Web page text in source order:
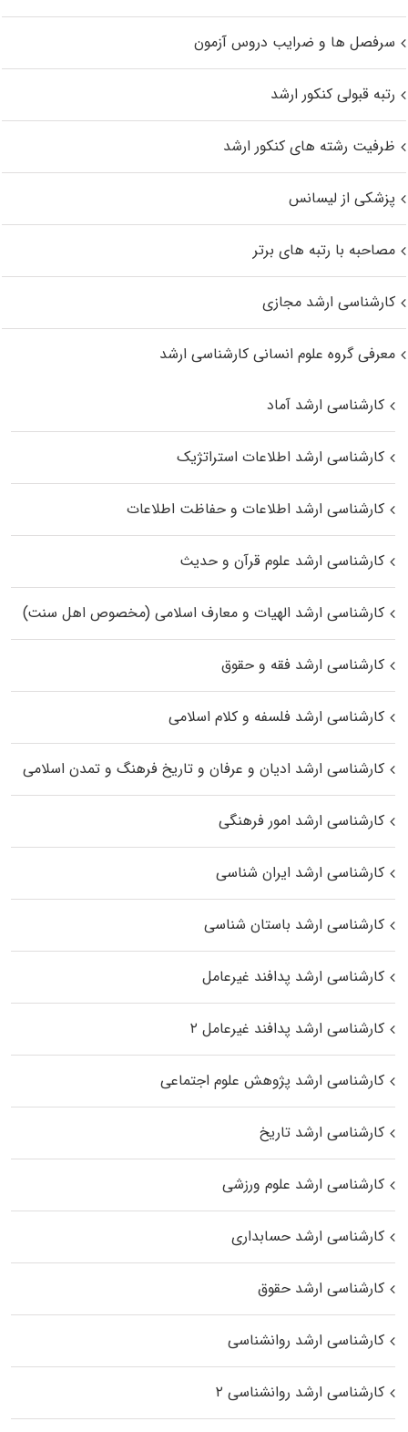
سرفصل ها و ضرایب دروس آزمون
رتبه قبولی کنکور ارشد
ظرفیت رشته های کنکور ارشد
پزشکی از لیسانس
مصاحبه با رتبه های برتر
کارشناسی ارشد مجازی
معرفی گروه علوم انسانی کارشناسی ارشد
کارشناسی ارشد آماد
کارشناسی ارشد اطلاعات استراتژیک
کارشناسی ارشد اطلاعات و حفاظت اطلاعات
کارشناسی ارشد علوم قرآن و حدیث
کارشناسی ارشد الهیات و معارف اسلامی (مخصوص اهل سنت)
کارشناسی ارشد فقه و حقوق
کارشناسی ارشد فلسفه و کلام اسلامی
کارشناسی ارشد ادیان و عرفان و تاریخ فرهنگ و تمدن اسلامی
کارشناسی ارشد امور فرهنگی
کارشناسی ارشد ایران شناسی
کارشناسی ارشد باستان شناسی
کارشناسی ارشد پدافند غیرعامل
کارشناسی ارشد پدافند غیرعامل ۲
کارشناسی ارشد پژوهش علوم اجتماعی
کارشناسی ارشد تاریخ
کارشناسی ارشد علوم ورزشی
کارشناسی ارشد حسابداری
کارشناسی ارشد حقوق
کارشناسی ارشد روانشناسی
کارشناسی ارشد روانشناسی ۲